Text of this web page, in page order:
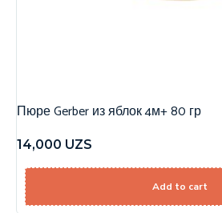
Пюре Gerber из яблок 4м+ 80 гр
14,000 UZS
Add to cart